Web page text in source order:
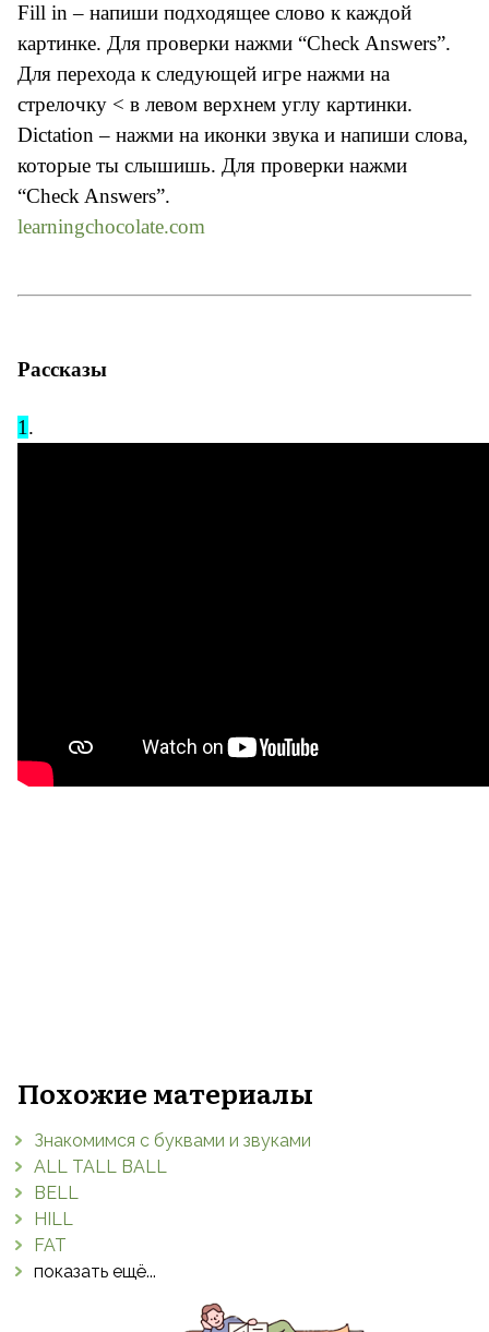
Fill in – напиши подходящее слово к каждой
картинке. Для проверки нажми “Check Answers”.
Для перехода к следующей игре нажми на
стрелочку < в левом верхнем углу картинки.
Dictation – нажми на иконки звука и напиши слова,
которые ты слышишь. Для проверки нажми
“Check Answers”.
learningchocolate.com
Рассказы
1 .
Похожие материалы
Знакомимся с буквами и звуками
ALL TALL BALL
BELL
HILL
FAT
показать ещё...